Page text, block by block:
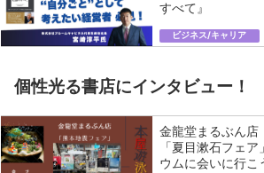
すべて』
ビジネス/キャリア
個性光る書店にインタビュー！
金龍堂まるぶん店
「夏目漱石フェ
ウムに会いに行こ